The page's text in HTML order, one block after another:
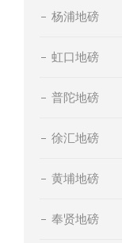
杨浦地磅
虹口地磅
普陀地磅
徐汇地磅
黄埔地磅
奉贤地磅